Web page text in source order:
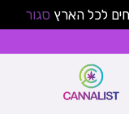
לכל הארץ סגור